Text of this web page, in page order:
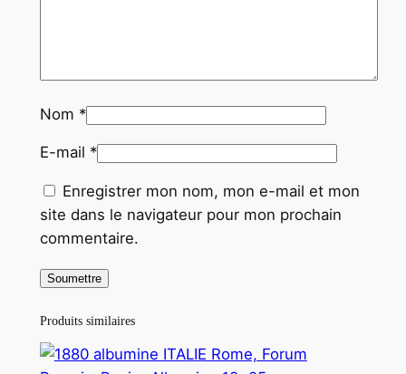
Nom *
E-mail *
Enregistrer mon nom, mon e-mail et mon
site dans le navigateur pour mon prochain
commentaire.
Produits similaires